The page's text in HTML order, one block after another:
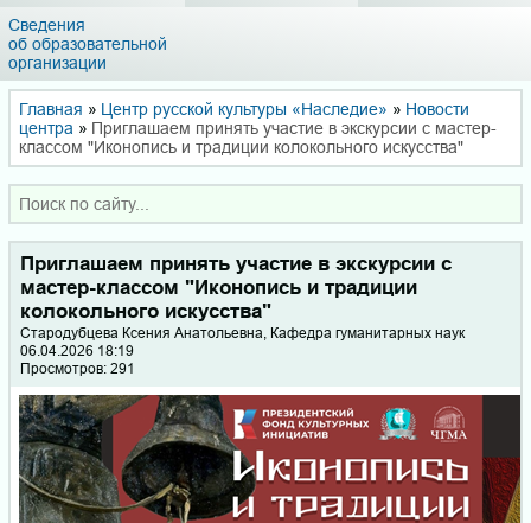
Сведения
об образовательной
организации
Главная » Центр русской культуры «Наследие» » Новости
центра » Приглашаем принять участие в экскурсии с мастер-
классом "Иконопись и традиции колокольного искусства"
Приглашаем принять участие в экскурсии с
мастер-классом "Иконопись и традиции
колокольного искусства"
Стародубцева Ксения Анатольевна, Кафедра гуманитарных наук
06.04.2026 18:19
Просмотров: 291